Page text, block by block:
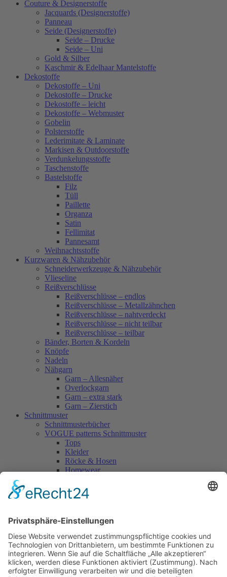
Couture & Designerstoffe
Jacquards (Designerstoffe)
Panneau
Seide (Designerstoffe)
Seide – Drucke
Seide – Uni
Gold & Silber
Kaschmir & Edelhaar Mantelstoffe
Dekostoffe
Dekostoffe – Uni
Dekostoffe – Drucke
Dekostoffe – leicht
Dekostoffe – Webmuster
Gobelin
Polsterstoffe
Lederimitate & Laminate
Markisen & Outdoorstoffe
Verdunkelungsstoffe
Taschenstoffe
Bastelstoffe
Filz
Tüll
Paillette
Organza
Satin
Fellimitat
Pannesamt
Weihnachtsstoffe
Kurzwaren & Nähzubehör
Schneiderwerkzeuge & Nähzubehör
Vlieseline
Reißverschlüsse
Reißverschlüsse – endlos
Reißverschlüsse – Metallzähnchen
Reißverschlüsse – nahtverdeckt
Reißverschlüsse – nicht teilbar
Reißverschlüsse – teilbar
Bänder, Borten & Kordeln
Knöpfe
Nadeln
Nähgarn
Garn – Allesnäher
Overlockgarn
Garn – extra stark
Garn – Zierstich
Schnittmuster
Schnittmusterbücher
VOGUE patterns Schnittmuster
Tops
Kleider
Röcke & Hosen
Homewear
Vogue Vintage
Herren
Accessoires
Einzelschnittmuster Burda
Tops
Kleider
Röcke & Hosen
Homewear
Jacken & Mäntel